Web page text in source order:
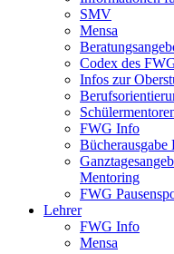
SMV
Mensa
Codex des
Infos zur
FWG Info
Mentoring
FWG
Lehrer
FWG Info
Mensa